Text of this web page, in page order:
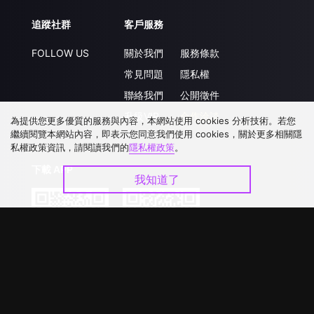
追蹤社群
FOLLOW US
客戶服務
關於我們
常見問題
聯絡我們
升級VIP
服務條款
隱私權
公開徵件
合作洽談
下載 APP
為提供您更多優質的服務與內容，本網站使用 cookies 分析技術。若您
繼續閱覽本網站內容，即表示您同意我們使用 cookies，關於更多相關隱
私權政策資訊，請閱讀我們的隱私權政策。
我知道了